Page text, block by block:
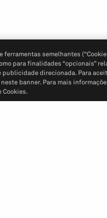
semelhantes
para finalidades “opcionais”
direcionada. Para
banner. Para mais
Cookies.